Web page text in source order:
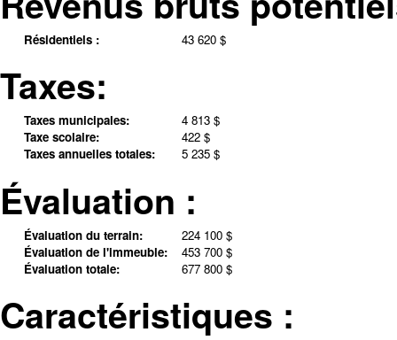
Résidentiels : 43 620 $
Taxes:
Taxes municipales:
4 813 $
Taxe scolaire:
422 $
Taxes annuelles totales:
5 235 $
Évaluation :
Évaluation du terrain:
224 100 $
Évaluation de l'immeuble:
453 700 $
Évaluation totale:
677 800 $
Caractéristiques :